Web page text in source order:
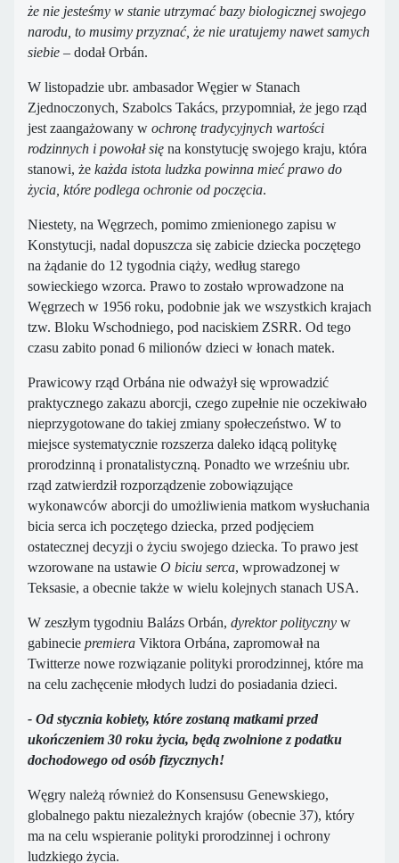
że nie jesteśmy w stanie utrzymać bazy biologicznej swojego
narodu, to musimy przyznać, że nie uratujemy nawet samych
siebie – dodał Orbán.
W listopadzie ubr. ambasador Węgier w Stanach
Zjednoczonych, Szabolcs Takács, przypomniał, że jego rząd
jest zaangażowany w ochronę tradycyjnych wartości
rodzinnych i powołał się na konstytucję swojego kraju, która
stanowi, że każda istota ludzka powinna mieć prawo do
życia, które podlega ochronie od poczęcia.
Niestety, na Węgrzech, pomimo zmienionego zapisu w
Konstytucji, nadal dopuszcza się zabicie dziecka poczętego
na żądanie do 12 tygodnia ciąży, według starego
sowieckiego wzorca. Prawo to zostało wprowadzone na
Węgrzech w 1956 roku, podobnie jak we wszystkich krajach
tzw. Bloku Wschodniego, pod naciskiem ZSRR. Od tego
czasu zabito ponad 6 milionów dzieci w łonach matek.
Prawicowy rząd Orbána nie odważył się wprowadzić
praktycznego zakazu aborcji, czego zupełnie nie oczekiwało
nieprzygotowane do takiej zmiany społeczeństwo. W to
miejsce systematycznie rozszerza daleko idącą politykę
prorodzinną i pronatalistyczną. Ponadto we wrześniu ubr.
rząd zatwierdził rozporządzenie zobowiązujące
wykonawców aborcji do umożliwienia matkom wysłuchania
bicia serca ich poczętego dziecka, przed podjęciem
ostatecznej decyzji o życiu swojego dziecka. To prawo jest
wzorowane na ustawie O biciu serca, wprowadzonej w
Teksasie, a obecnie także w wielu kolejnych stanach USA.
W zeszłym tygodniu Balázs Orbán, dyrektor polityczny w
gabinecie premiera Viktora Orbána, zapromował na
Twitterze nowe rozwiązanie polityki prorodzinnej, które ma
na celu zachęcenie młodych ludzi do posiadania dzieci.
- Od stycznia kobiety, które zostaną matkami przed
ukończeniem 30 roku życia, będą zwolnione z podatku
dochodowego od osób fizycznych!
Węgry należą również do Konsensusu Genewskiego,
globalnego paktu niezależnych krajów (obecnie 37), który
ma na celu wspieranie polityki prorodzinnej i ochrony
ludzkiego życia.